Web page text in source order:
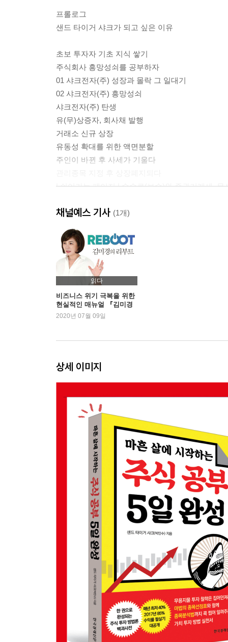
프롤로그
샌드 타이거 샤크가 되고 싶은 이유
초보 투자자 기초 지식 쌓기
주식회사 흥망성쇠를 공부하자
01 샤크전자(주) 성장과 몰락 그 일대기
02 샤크전자(주) 흥망성쇠
샤크전자(주) 탄생
유(무)상증자, 회사채 발행
거래소 신규 상장
유동성 확대를 위한 액면분할
주인이 바뀐 후 사세가 기울다
| 쉬어가는 페이지 | 수수료(보수)와 증권거래세, 무
첫째 날
01 주식판 복면가왕이다
02 10단계 단계별 프로세스
[1단계] 3년간 당기순이익을 보자
[2단계] 시가총액을 보자
[3단계] 미래 PER을 보자
[4단계] 3년간 부채비율, 당좌비율, 유보율을 보자
[5단계] 뉴스와 공시를 보자
[9단계] PBR을 보자
[10단계] 내 생각을 해보자
돈버는 종목선정분석표 : 순서대로 따라 하면 부자
네이버 어플로 간단히 하는 종목분석 3단계
실제 분석사례 : 효성오앤비
| 쉬어가는 페이지 | 주식으로 번 돈 부동산으로 지
주식 매매 원칙을 공부하자
01 기존 매매 원칙을 거부한다
02 10가지 주식 매매 원칙
[1원칙] 손절매란 없다
[2원칙] 실적, 배당 기반 저평가 회사에 집중
[3원칙] 기술적 분석은 몰라도 괜찮다
[4원칙] 충동구매는 사절
[5원칙] 월 3일 이내 투자
[6원칙] 3종목 이내 투자
[7원칙] 최대 투자 규모는 연봉 이내
[8원칙] 분할매수 분할매도
[9원칙] 외국인, 기관 투자가와 투자 동행
[10원칙] 수익 난 날은 시세판을 끄자
채널예스 기사 (1개)
읽다
비즈니스 위기 극복을 위한
현실적인 매뉴얼 『김미경
의 리부트』 1위 등극
2020년 07월 09일
상세 이미지